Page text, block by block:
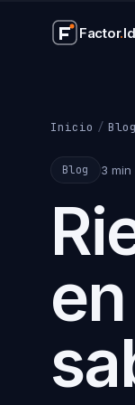
Factor.
Inicio / Blog
Blog 3